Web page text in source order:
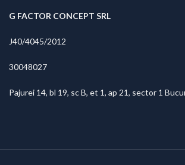
G FACTOR CONCEPT SRL
J40/4045/2012
30048027
Pajurei 14, bl 19, sc B, et 1, ap 21, sector 1